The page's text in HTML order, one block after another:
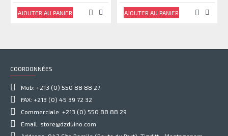
AJOUTER AU PANIER AJOUTER AU PANIER
COORDONNÉES
Mob: +213 (0) 550 88 88 27
FAX: +213 (0) 45 39 72 32
Commerciale: +213 (0) 550 88 88 29
Email: store@dzduino.com